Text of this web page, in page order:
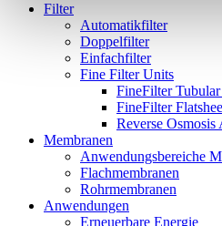
Filter
Automatikfilter
Doppelfilter
Einfachfilter
Fine Filter Units
FineFilter
FineFilter
Reverse Osmosis
Membranen
Anwendungsbereiche
Flachmembranen
Rohrmembranen
Anwendungen
Erneuerbare Energie